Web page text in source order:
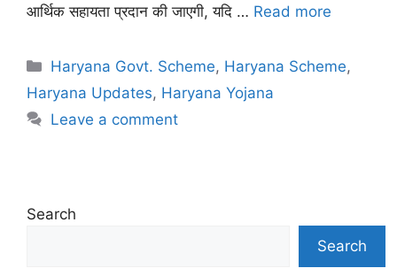
आर्थिक सहायता प्रदान की जाएगी, यदि … Read more
Categories
Haryana Govt. Scheme, Haryana Scheme,
Haryana Updates, Haryana Yojana
Leave a comment
Search
Search